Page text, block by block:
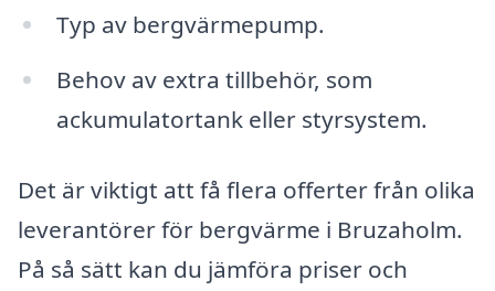
Typ av bergvärmepump.
Behov av extra tillbehör, som
ackumulatortank eller styrsystem.
Det är viktigt att få flera offerter från olika
leverantörer för bergvärme i Bruzaholm.
På så sätt kan du jämföra priser och